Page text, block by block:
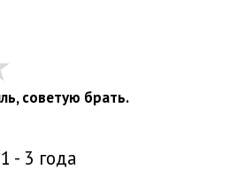
советую брать.
1 - 3 года